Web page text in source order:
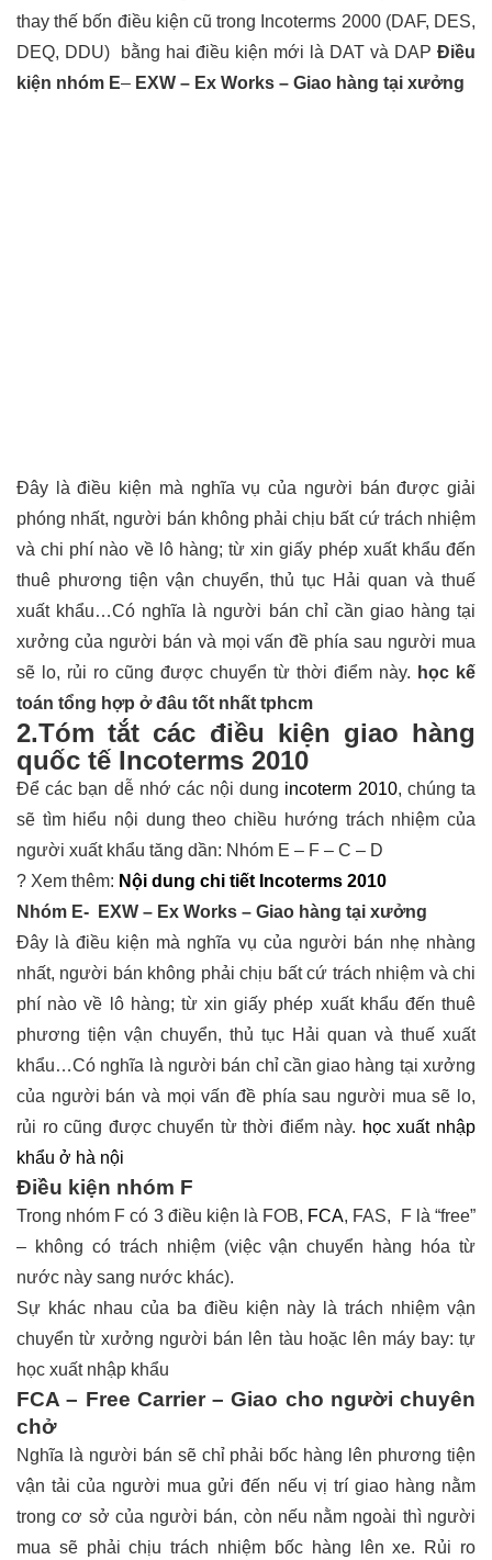
thay thế bốn điều kiện cũ trong Incoterms 2000 (DAF, DES,
DEQ, DDU) bằng hai điều kiện mới là DAT và DAP Điều
kiện nhóm E– EXW – Ex Works – Giao hàng tại xưởng
Đây là điều kiện mà nghĩa vụ của người bán được giải
phóng nhất, người bán không phải chịu bất cứ trách nhiệm
và chi phí nào về lô hàng; từ xin giấy phép xuất khẩu đến
thuê phương tiện vận chuyển, thủ tục Hải quan và thuế
xuất khẩu…Có nghĩa là người bán chỉ cần giao hàng tại
xưởng của người bán và mọi vấn đề phía sau người mua
sẽ lo, rủi ro cũng được chuyển từ thời điểm này. học kế
toán tổng hợp ở đâu tốt nhất tphcm
2.Tóm tắt các điều kiện giao hàng
quốc tế Incoterms 2010
Để các bạn dễ nhớ các nội dung incoterm 2010, chúng ta
sẽ tìm hiểu nội dung theo chiều hướng trách nhiệm của
người xuất khẩu tăng dần: Nhóm E – F – C – D
? Xem thêm: Nội dung chi tiết Incoterms 2010
Nhóm E- EXW – Ex Works – Giao hàng tại xưởng
Đây là điều kiện mà nghĩa vụ của người bán nhẹ nhàng
nhất, người bán không phải chịu bất cứ trách nhiệm và chi
phí nào về lô hàng; từ xin giấy phép xuất khẩu đến thuê
phương tiện vận chuyển, thủ tục Hải quan và thuế xuất
khẩu…Có nghĩa là người bán chỉ cần giao hàng tại xưởng
của người bán và mọi vấn đề phía sau người mua sẽ lo,
rủi ro cũng được chuyển từ thời điểm này. học xuất nhập
khẩu ở hà nội
Điều kiện nhóm F
Trong nhóm F có 3 điều kiện là FOB, FCA, FAS, F là “free”
– không có trách nhiệm (việc vận chuyển hàng hóa từ
nước này sang nước khác).
Sự khác nhau của ba điều kiện này là trách nhiệm vận
chuyển từ xưởng người bán lên tàu hoặc lên máy bay: tự
học xuất nhập khẩu
FCA – Free Carrier – Giao cho người chuyên
chở
Nghĩa là người bán sẽ chỉ phải bốc hàng lên phương tiện
vận tải của người mua gửi đến nếu vị trí giao hàng nằm
trong cơ sở của người bán, còn nếu nằm ngoài thì người
mua sẽ phải chịu trách nhiệm bốc hàng lên xe. Rủi ro